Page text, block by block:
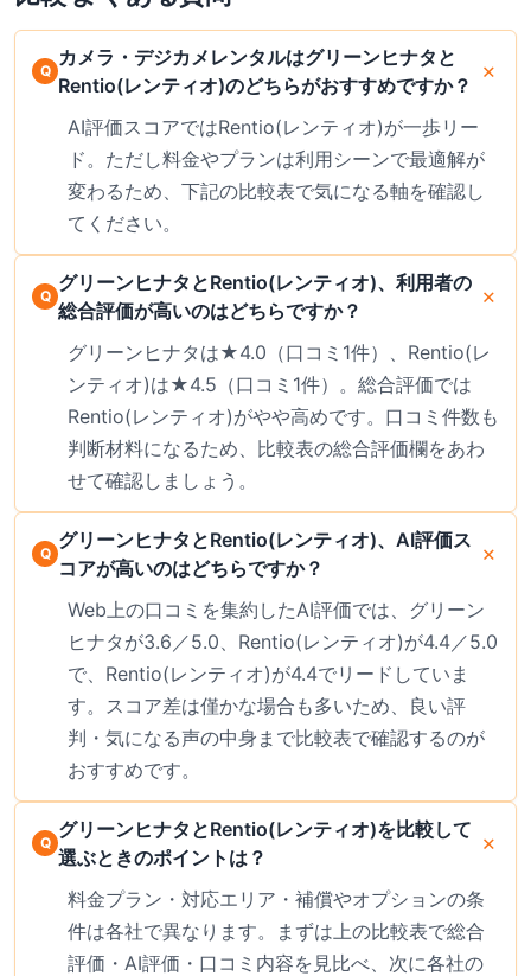
カメラ・デジカメレンタルはグリーンヒナタと
Rentio(レンティオ)のどちらがおすすめですか？
AI評価スコアではRentio(レンティオ)が一歩リー
ド。ただし料金やプランは利用シーンで最適解が
変わるため、下記の比較表で気になる軸を確認し
てください。
グリーンヒナタとRentio(レンティオ)、利用者の
総合評価が高いのはどちらですか？
グリーンヒナタは★4.0（口コミ1件）、Rentio(レ
ンティオ)は★4.5（口コミ1件）。総合評価では
Rentio(レンティオ)がやや高めです。口コミ件数も
判断材料になるため、比較表の総合評価欄をあわ
せて確認しましょう。
グリーンヒナタとRentio(レンティオ)、AI評価ス
コアが高いのはどちらですか？
Web上の口コミを集約したAI評価では、グリーン
ヒナタが3.6／5.0、Rentio(レンティオ)が4.4／5.0
で、Rentio(レンティオ)が4.4でリードしていま
す。スコア差は僅かな場合も多いため、良い評
判・気になる声の中身まで比較表で確認するのが
おすすめです。
グリーンヒナタとRentio(レンティオ)を比較して
選ぶときのポイントは？
料金プラン・対応エリア・補償やオプションの条
件は各社で異なります。まずは上の比較表で総合
評価・AI評価・口コミ内容を見比べ、次に各社の